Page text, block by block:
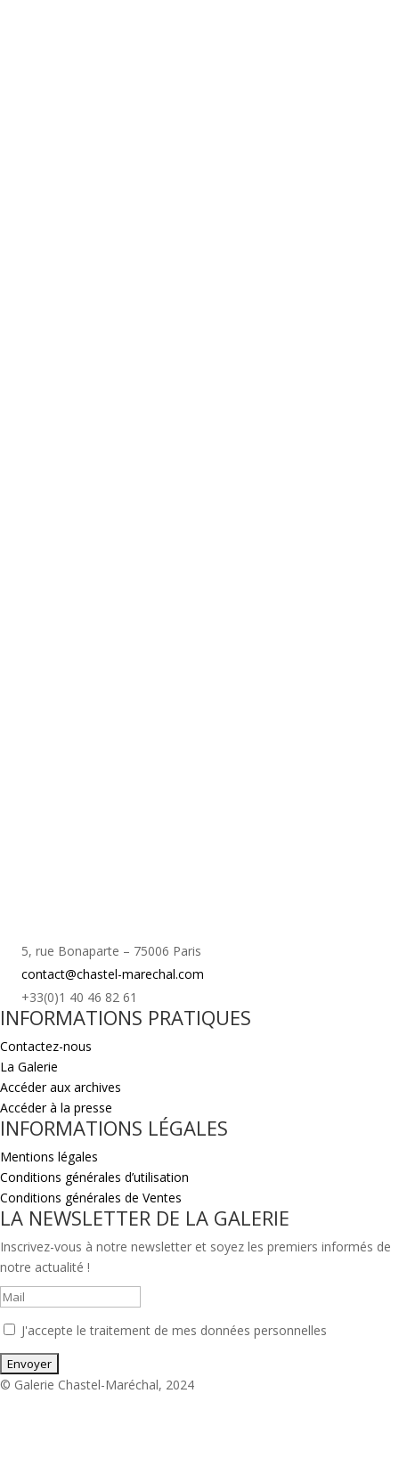
5, rue Bonaparte – 75006 Paris
contact@chastel-marechal.com
+33(0)1 40 46 82 61
INFORMATIONS PRATIQUES
Contactez-nous
La Galerie
Accéder aux archives
Accéder à la presse
INFORMATIONS LÉGALES
Mentions légales
Conditions générales d’utilisation
Conditions générales de Ventes
LA NEWSLETTER DE LA GALERIE
Inscrivez-vous à notre newsletter et soyez les premiers informés de
notre actualité !
J'accepte le traitement de mes données personnelles
© Galerie Chastel-Maréchal, 2024